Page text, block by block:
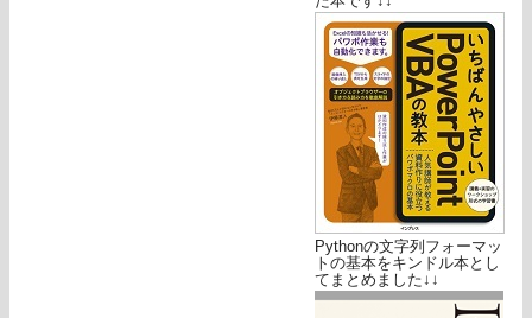
Pythonの文字列フォーマッ
トの基本をキンドル本とし
てまとめました↓↓